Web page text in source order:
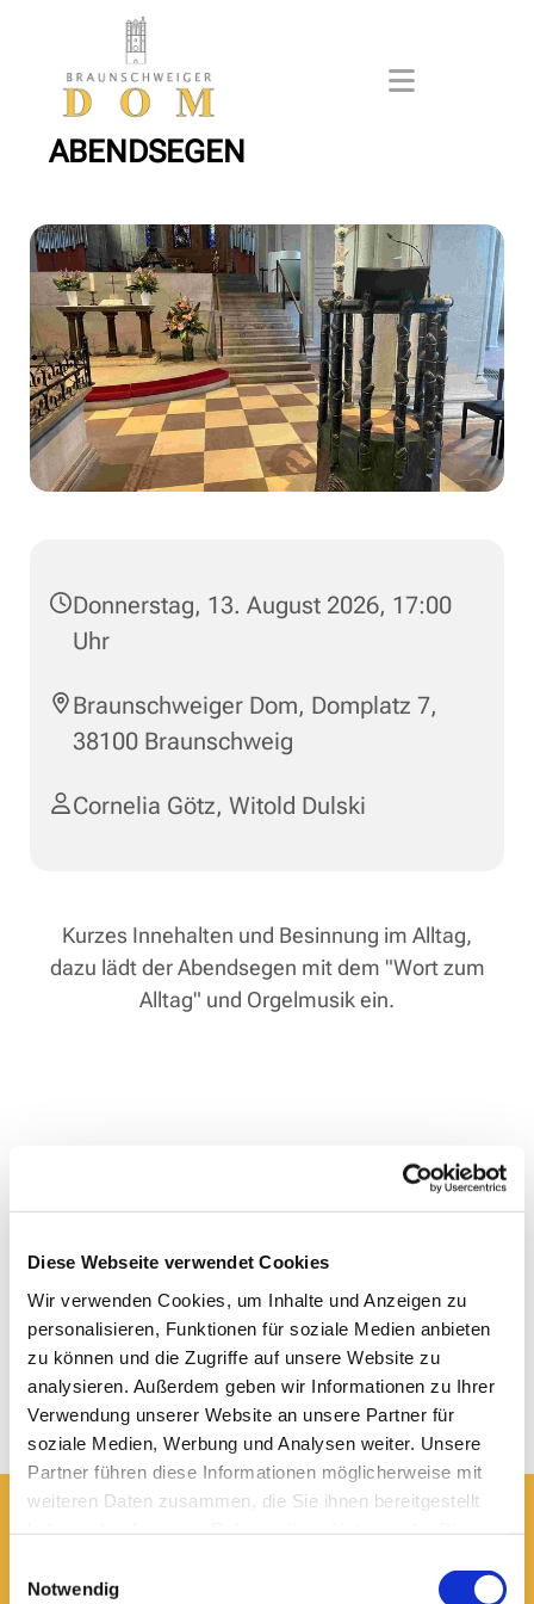
Diese Webseite verwendet Cookies
Wir verwenden Cookies, um Inhalte und Anzeigen zu
personalisieren, Funktionen für soziale Medien anbieten
zu können und die Zugriffe auf unsere Website zu
analysieren. Außerdem geben wir Informationen zu Ihrer
Verwendung unserer Website an unsere Partner für
soziale Medien, Werbung und Analysen weiter. Unsere
Partner führen diese Informationen möglicherweise mit
weiteren Daten zusammen, die Sie ihnen bereitgestellt
Notwendig
ABENDSEGEN
Donnerstag, 13. August 2026, 17:00
Uhr
Braunschweiger Dom, Domplatz 7,
38100 Braunschweig
Cornelia Götz, Witold Dulski
Kurzes Innehalten und Besinnung im Alltag,
dazu lädt der Abendsegen mit dem "Wort zum
Alltag" und Orgelmusik ein.
Hier erreichen Sie uns:
Ev.-luth. Domkirche St. Blasii zu Braunschweig